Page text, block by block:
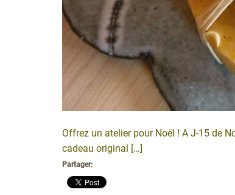
Offrez un atelier pour Noël ! A J-15 de
cadeau original […]
Partager: